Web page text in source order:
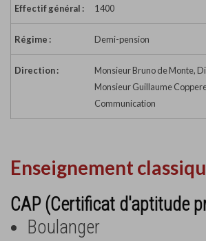
Effectif général : 1 400
Régime : Demi-pension
Direction :
Monsieur Bruno de Monte,
Monsieur Guillaume
Communication
Enseignement
CAP (Certificat d'aptitude
Boulanger